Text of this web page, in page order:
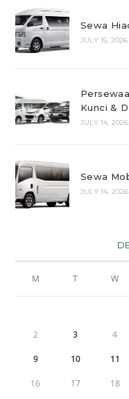
Sewa
JULY 15, 2026
Kunci &
JULY 14, 2026
Sewa
JULY 14, 2026
M T W
2 3 4
9 10 11
16 17 18